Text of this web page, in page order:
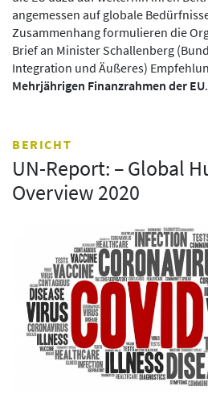
angemessen auf globale
Zusammenhang formulieren die
Brief an Minister Schallenberg
Integration und Äußeres)
Mehrjährigen Finanzrahmen der EU.
BERICHT
UN-Report: – Global
Overview 2020